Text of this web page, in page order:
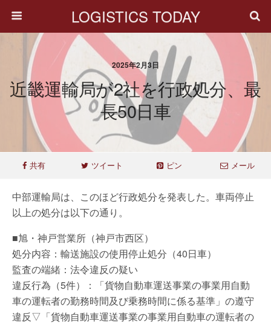
LOGISTICS TODAY
2025年2月3日
近畿運輸局が2社を行政処分、最
長50日車
共有 ツイート ピン メール
中部運輸局は、このほど行政処分を発表した。車両停止
以上の処分は以下の通り。
■旭・神戸営業所（神戸市西区）
処分内容：輸送施設の使用停止処分（40日車）
監査の端緒：法令違反の疑い
違反行為（5件）：「貨物自動車運送事業の事業用自動
車の運転者の勤務時間及び乗務時間に係る基準」の遵守
違反▽「貨物自動車運送事業の事業用自動車の運転者の